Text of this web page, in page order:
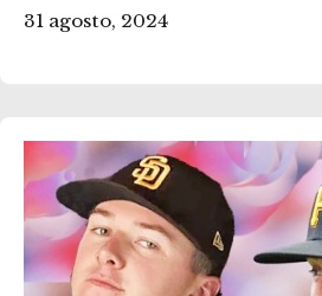
31 agosto, 2024